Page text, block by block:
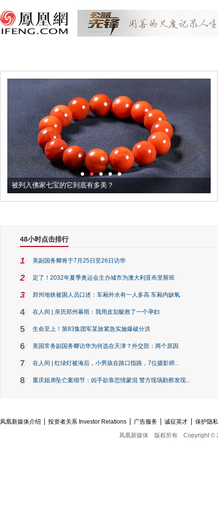
被列入佛家七宝的它到底有多美？
48小时点击排行
1 美副国务卿将于7月25日至26日访华
2 定了！2032年夏季奥运会主办城市为澳大利亚布里斯班
3 郑州地铁被困人员口述：车厢外水有一人多高 车厢内缺氧
4 在人间 | 亲历郑州暴雨：我用皮划艇救了一个孕妇
5 生命至上！第83集团军某旅紧急实施爆破分洪
6 美国常务副国务卿访华为何选在天津？外交部：两个原因
7 在人间 | 红绿灯被淹后，小男孩在路口指路，7位摄影师...
8 重庆姐弟坠亡案细节：凶手欲靠悲情蒙混 警方现场勘察发现...
凤凰新媒体介绍 投资者关系 Investor Relations 广告服务 诚征英才
保护隐
凤凰新媒体
版权所有 Copyright ©